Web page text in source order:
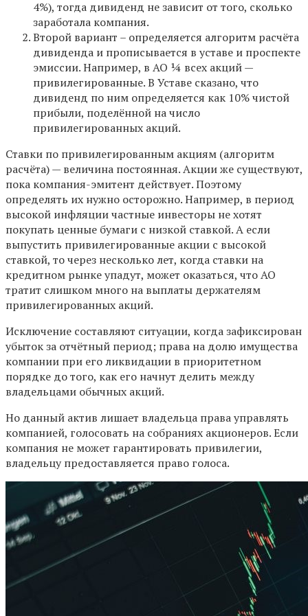
4%), тогда дивиденд не зависит от того, сколько
заработала компания.
Второй вариант – определяется алгоритм расчёта
дивиденда и прописывается в уставе и проспекте
эмиссии. Например, в АО ¼ всех акций —
привилегированные. В Уставе сказано, что
дивиденд по ним определяется как 10% чистой
прибыли, поделённой на число
привилегированных акций.
Ставки по привилегированным акциям (алгоритм
расчёта) — величина постоянная. Акции же существуют,
пока компания-эмитент действует. Поэтому
определять их нужно осторожно. Например, в период
высокой инфляции частные инвесторы не хотят
покупать ценные бумаги с низкой ставкой. А если
выпустить привилегированные акции с высокой
ставкой, то через несколько лет, когда ставки на
кредитном рынке упадут, может оказаться, что АО
тратит слишком много на выплаты держателям
привилегированных акций.
Исключение составляют ситуации, когда зафиксирован
убыток за отчётный период; права на долю имущества
компании при его ликвидации в приоритетном
порядке до того, как его начнут делить между
владельцами обычных акций.
Но данный актив лишает владельца права управлять
компанией, голосовать на собраниях акционеров. Если
компания не может гарантировать привилегии,
владельцу предоставляется право голоса.